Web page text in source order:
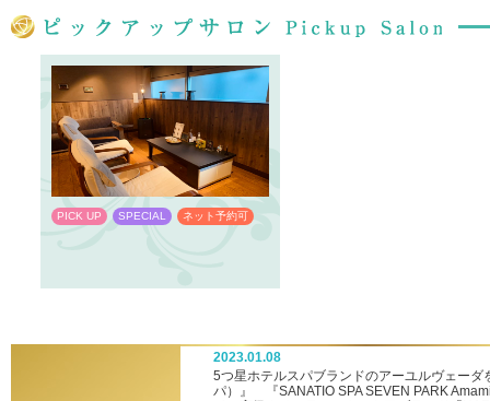
PICK UP SPECIAL ネット予約可
2023.01.08
5つ星ホテルスパブランドのアーユルヴェーダ
パ）』 『SANATIO SPA SEVEN PARK